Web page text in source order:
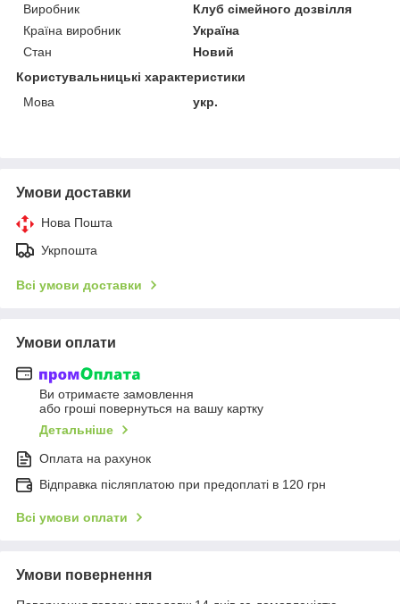
Виробник
Клуб сімейного дозвілля
Країна виробник
Україна
Стан
Новий
Користувальницькі характеристики
Мова
укр.
Умови доставки
Нова Пошта
Укрпошта
Всі умови доставки
Умови оплати
Ви отримаєте замовлення
або гроші повернуться на вашу картку
Детальніше
Оплата на рахунок
Відправка післяплатою при предоплаті в 120 грн
Всі умови оплати
Умови повернення